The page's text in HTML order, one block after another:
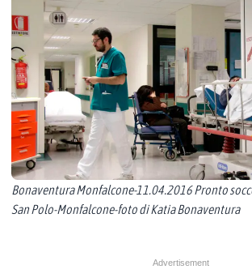
Bonaventura Monfalcone-11.04.2016 Pronto
San Polo-Monfalcone-foto di Katia Bonaventura